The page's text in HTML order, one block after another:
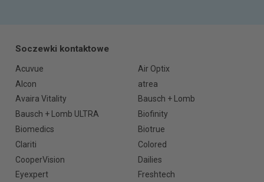
Soczewki kontaktowe
Acuvue
Air Optix
Alcon
atrea
Avaira Vitality
Bausch + Lomb
Bausch + Lomb ULTRA
Biofinity
Biomedics
Biotrue
Clariti
Colored
CooperVision
Dailies
Eyexpert
Freshtech